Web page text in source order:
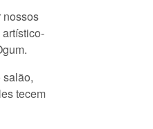
nossos
salão,
tecem